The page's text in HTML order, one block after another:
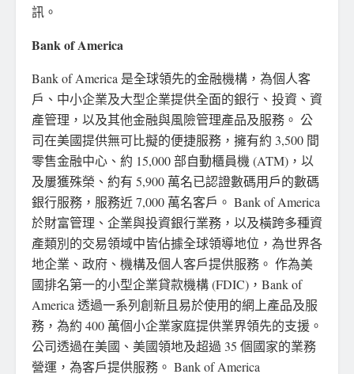
訊。
Bank of America
Bank of America 是全球領先的金融機構，為個人客
戶、中小企業及大型企業提供全面的銀行、投資、資
產管理，以及其他金融與風險管理產品及服務。 公
司在美國提供無可比擬的便捷服務，擁有約 3,500 間
零售金融中心、約 15,000 部自動櫃員機 (ATM)，以
及屢獲殊榮、約有 5,900 萬名已認證數碼用戶的數碼
銀行服務，服務近 7,000 萬名客戶。 Bank of America
於財富管理、企業與投資銀行業務，以及橫跨多種資
產類別的交易領域中皆佔據全球領導地位，為世界各
地企業、政府、機構及個人客戶提供服務。 作為美
國排名第一的小型企業貸款機構 (FDIC)，Bank of
America 透過一系列創新且易於使用的網上產品及服
務，為約 400 萬個小企業家庭提供業界領先的支援。
公司透過在美國、美國領地及超過 35 個國家的業務
營運，為客戶提供服務。 Bank of America